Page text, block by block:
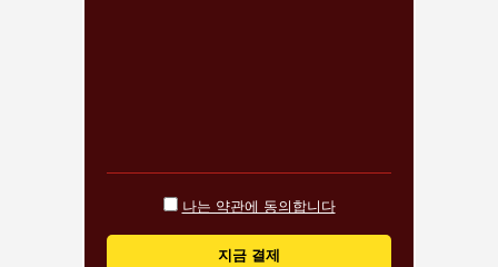
나는 약관에 동의합니다
지금 결제